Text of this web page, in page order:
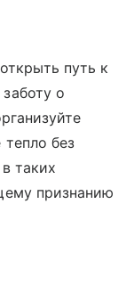
путь к
о
без
таких
признанию